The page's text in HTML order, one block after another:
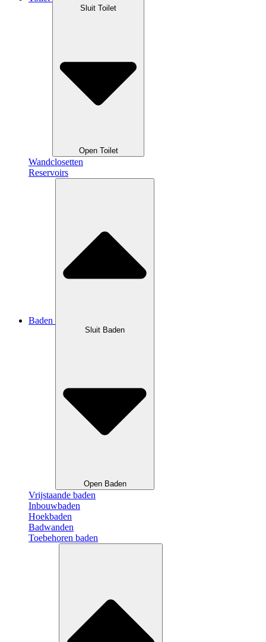
Sluit Toilet
Open Toilet
Wandclosetten
Reservoirs
Baden
Sluit Baden
Open Baden
Vrijstaande baden
Inbouwbaden
Hoekbaden
Badwanden
Toebehoren baden